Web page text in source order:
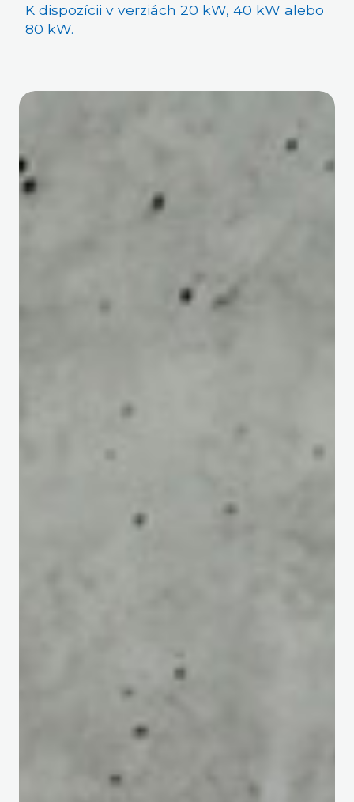
K dispozícii v verziách 20 kW, 40 kW alebo
80 kW.